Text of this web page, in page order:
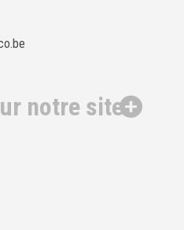
notre site